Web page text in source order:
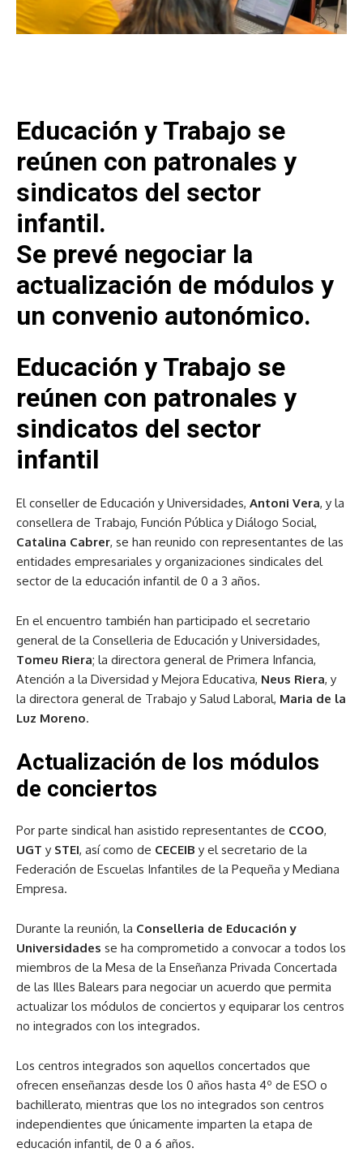
Educación y Trabajo se
reúnen con patronales y
sindicatos del sector
infantil.
Se prevé negociar la
actualización de módulos y
un convenio autonómico.
Educación y Trabajo se
reúnen con patronales y
sindicatos del sector
infantil
El conseller de Educación y Universidades, Antoni Vera, y la
consellera de Trabajo, Función Pública y Diálogo Social,
Catalina Cabrer, se han reunido con representantes de las
entidades empresariales y organizaciones sindicales del
sector de la educación infantil de 0 a 3 años.
En el encuentro también han participado el secretario
general de la Conselleria de Educación y Universidades,
Tomeu Riera; la directora general de Primera Infancia,
Atención a la Diversidad y Mejora Educativa, Neus Riera, y
la directora general de Trabajo y Salud Laboral, Maria de la
Luz Moreno.
Actualización de los módulos
de conciertos
Por parte sindical han asistido representantes de CCOO,
UGT y STEI, así como de CECEIB y el secretario de la
Federación de Escuelas Infantiles de la Pequeña y Mediana
Empresa.
Durante la reunión, la Conselleria de Educación y
Universidades se ha comprometido a convocar a todos los
miembros de la Mesa de la Enseñanza Privada Concertada
de las Illes Balears para negociar un acuerdo que permita
actualizar los módulos de conciertos y equiparar los centros
no integrados con los integrados.
Los centros integrados son aquellos concertados que
ofrecen enseñanzas desde los 0 años hasta 4º de ESO o
bachillerato, mientras que los no integrados son centros
independientes que únicamente imparten la etapa de
educación infantil, de 0 a 6 años.